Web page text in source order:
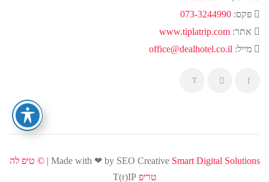
פקס: 073-3244990
אתר: www.tiplatrip.com
מייל: office@dealhotel.co.il
Made with ❤ by SEO Creative Smart Digital Solutions | ©
טיפ לה
טריפ T(r)IP